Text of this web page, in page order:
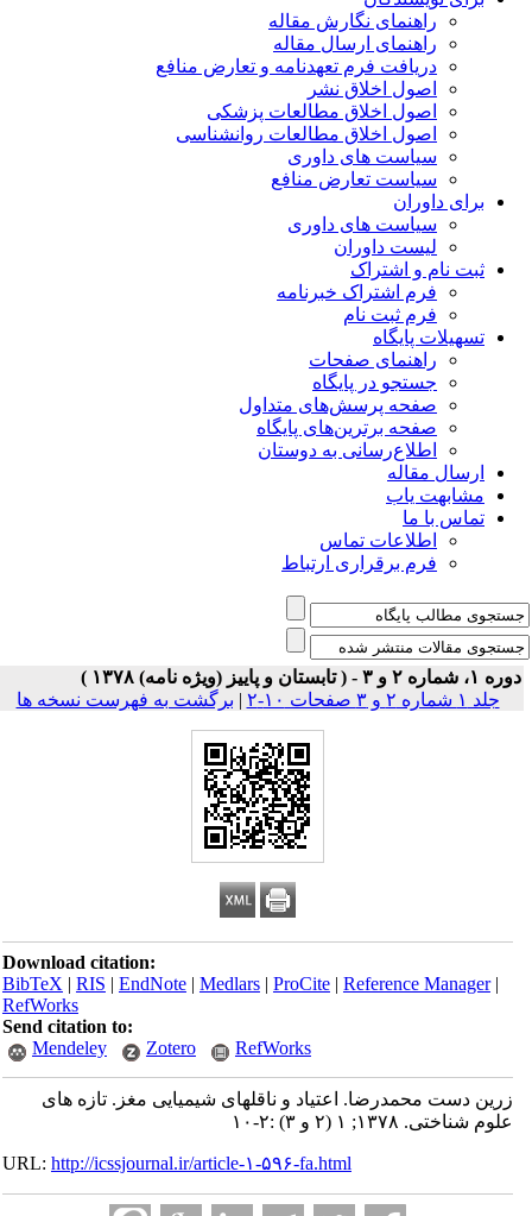
راهنمای نگارش مقاله
راهنمای ارسال مقاله
دریافت فرم تعهدنامه و تعارض منافع
اصول اخلاق نشر
اصول اخلاق مطالعات پزشکی
اصول اخلاق مطالعات روانشناسی
سیاست های داوری
سیاست تعارض منافع
برای داوران
سیاست های داوری
لیست داوران
ثبت نام و اشتراک
فرم اشتراک خبرنامه
فرم ثبت نام
تسهیلات پایگاه
راهنمای صفحات
جستجو در پایگاه
صفحه پرسش‌های متداول
صفحه برترین‌های پایگاه
اطلاع‌رسانی به دوستان
ارسال مقاله
مشابهت یاب
تماس با ما
اطلاعات تماس
فرم برقراری ارتباط
۲ و ۳ - ( تابستان و پاییز (ویژه نامه) ۱۳۷۸ )
جلد ۱ شماره ۲ و ۳ صفحات ۱۰-۲
|برگشت به فهرست نسخه ها
Download citation:
BibTeX|RIS|EndNote|Medlars|ProCite|Reference Manager
RefWorks
Send citation to:
Mendeley
Zotero RefWorks
زرین دست محمدرضا. اعتیاد و ناقلهای شیمیایی مغز. تازه های
علوم شناختی. ۱۳۷۸; ۱ (۲ و ۳) :۲-۱۰
URL:http://icssjournal.ir/article-۱-۵۹۶-fa.html